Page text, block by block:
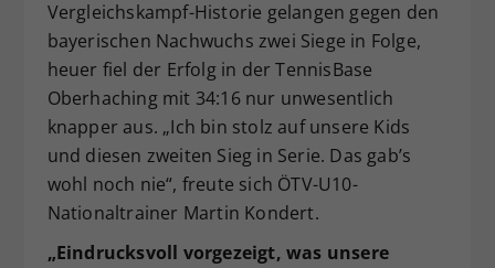
Vergleichskampf-Historie gelangen gegen den
bayerischen Nachwuchs zwei Siege in Folge,
heuer fiel der Erfolg in der TennisBase
Oberhaching mit 34:16 nur unwesentlich
knapper aus. „Ich bin stolz auf unsere Kids
und diesen zweiten Sieg in Serie. Das gab’s
wohl noch nie“, freute sich ÖTV-U10-
Nationaltrainer Martin Kondert.
„Eindrucksvoll vorgezeigt, was unsere